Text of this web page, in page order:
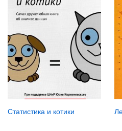
Статистика и котики